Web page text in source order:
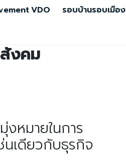
VDO รอบบ้านรอบเมือง
งคม
หมายในการ
นเดียวกับธุรกิจ